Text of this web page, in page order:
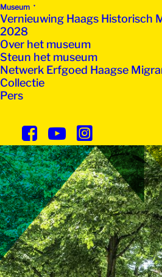
Museum
Vernieuwing Haags Historisch
2028
Over het museum
Steun het museum
Netwerk Erfgoed Haagse
Collectie
Pers